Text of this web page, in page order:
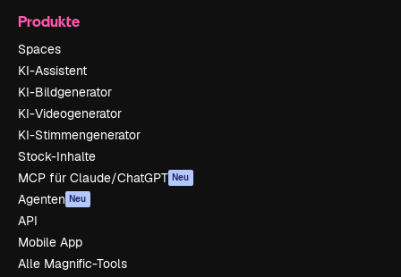
Produkte
Spaces
KI-Assistent
KI-Bildgenerator
KI-Videogenerator
KI-Stimmengenerator
Stock-Inhalte
MCP für Claude/ChatGPT Neu
Agenten Neu
API
Mobile App
Alle Magnific-Tools